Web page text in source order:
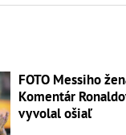
FOTO Messiho
Komentár
vyvolal ošiaľ